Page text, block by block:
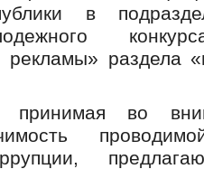
в
рекламы» раздела
принимая во